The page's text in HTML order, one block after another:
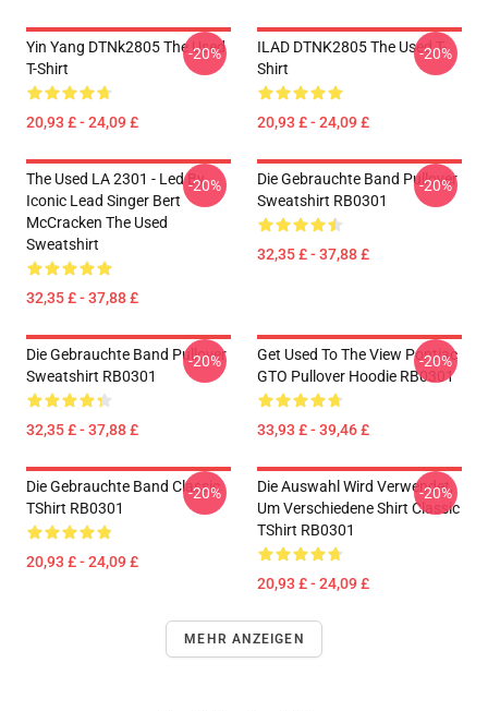
Yin Yang DTNk2805 The Used
T-Shirt
20,93 £ - 24,09 £
-20%
ILAD DTNK2805 The Used T-
Shirt
20,93 £ - 24,09 £
-20%
The Used LA 2301 - Led By
Iconic Lead Singer Bert
McCracken The Used
Sweatshirt
32,35 £ - 37,88 £
-20%
Die Gebrauchte Band Pullover
Sweatshirt RB0301
32,35 £ - 37,88 £
-20%
Die Gebrauchte Band Pullover
Sweatshirt RB0301
32,35 £ - 37,88 £
-20%
Get Used To The View Pontiac
GTO Pullover Hoodie RB0301
33,93 £ - 39,46 £
-20%
Die Gebrauchte Band Classic
TShirt RB0301
20,93 £ - 24,09 £
-20%
Die Auswahl Wird Verwendet,
Um Verschiedene Shirt Classic
TShirt RB0301
20,93 £ - 24,09 £
-20%
MEHR ANZEIGEN